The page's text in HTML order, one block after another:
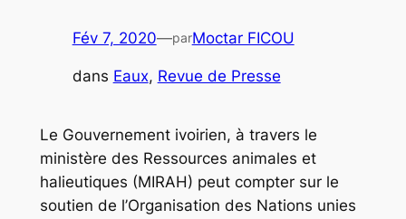
Fév 7, 2020—parMoctar FICOU
dans Eaux, Revue de Presse
Le Gouvernement ivoirien, à travers le
ministère des Ressources animales et
halieutiques (MIRAH) peut compter sur le
soutien de l’Organisation des Nations unies